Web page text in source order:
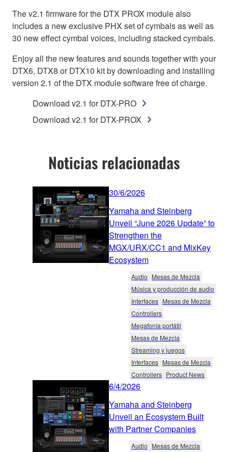
The v2.1 firmware for the DTX PROX module also
includes a new exclusive PHX set of cymbals as well as
30 new effect cymbal voices, including stacked cymbals.
Enjoy all the new features and sounds together with your
DTX6, DTX8 or DTX10 kit by downloading and installing
version 2.1 of the DTX module software free of charge.
Download v2.1 for DTX-PRO
Download v2.1 for DTX-PROX
Noticias relacionadas
30/6/2026
Yamaha and Steinberg
Unveil “June 2026 Update” to
Strengthen the
MGX/URX/CC1 and MixKey
Ecosystem
Audio Mesas de Mezcla
Música y producción de audio
Interfaces Mesas de Mezcla
Controllers
Megafonía portátil
Mesas de Mezcla
Streaming y juegos
Interfaces Mesas de Mezcla
Controllers Product News
6/4/2026
Yamaha and Steinberg
Unveil an Ecosystem Built
with Partner Companies
Audio Mesas de Mezcla